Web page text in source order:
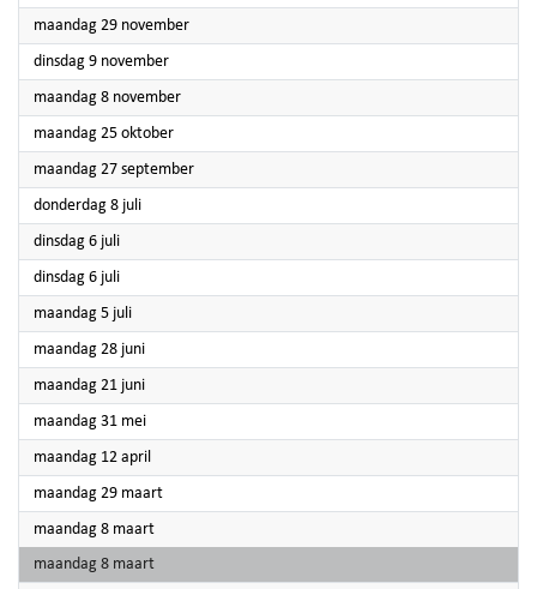
maandag 29 november2021
dinsdag 9 november2021
maandag 8 november2021
maandag 25 oktober2021
maandag 27 september2021
donderdag 8 juli2021
dinsdag 6 juli2021
dinsdag 6 juli2021
maandag 5 juli2021
maandag 28 juni2021
maandag 21 juni2021
maandag 31 mei2021
maandag 12 april
maandag 29 maart2021
maandag 8 maart2021
maandag 8 maart2021